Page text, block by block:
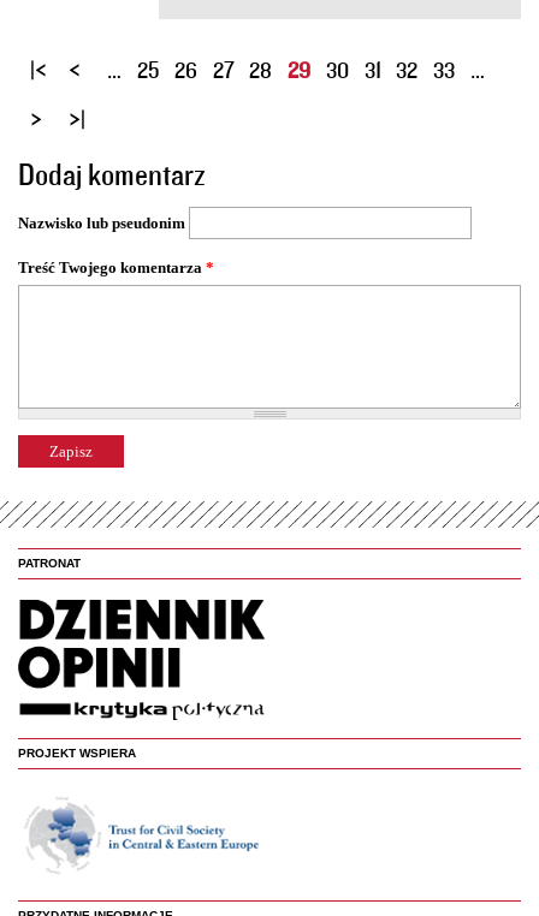
S
o
n
y
… 25 26 27 28 29 30 31 32 33 …
Dodaj komentarz
Nazwisko lub pseudonim
Treść Twojego komentarza *
PATRONAT
PROJEKT WSPIERA